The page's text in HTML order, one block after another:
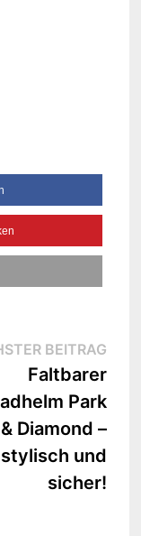
BEITRAG
Faltbarer
Park
& Diamond –
stylisch und
sicher!